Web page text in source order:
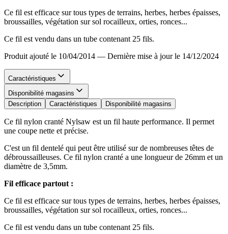
Ce fil est efficace sur tous types de terrains, herbes, herbes épaisses,
broussailles, végétation sur sol rocailleux, orties, ronces...
Ce fil est vendu dans un tube contenant 25 fils.
Produit ajouté le 10/04/2014 — Dernière mise à jour le 14/12/2024
Caractéristiques
Disponibilité magasins
Description
Caractéristiques Disponibilité magasins
Ce fil nylon cranté Nylsaw est un fil haute performance. Il permet
une coupe nette et précise.
C'est un fil dentelé qui peut être utilisé sur de nombreuses têtes de
débroussailleuses. Ce fil nylon cranté a une longueur de 26mm et un
diamètre de 3,5mm.
Fil efficace partout :
Ce fil est efficace sur tous types de terrains, herbes, herbes épaisses,
broussailles, végétation sur sol rocailleux, orties, ronces...
Ce fil est vendu dans un tube contenant 25 fils.